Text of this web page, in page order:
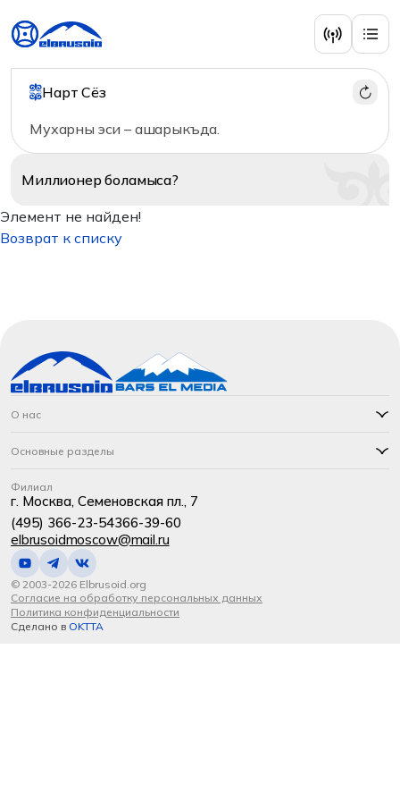
Нарт Сёз
Мухарны эси – ашарыкъда.
Миллионерболамыса?
Элемент не найден!
Возврат к списку
О нас
Основные разделы
Филиал
г. Москва, Семеновская пл., 7
(495) 366-23-54366-39-60
elbrusoidmoscow@mail.ru
© 2003-2026 Elbrusoid.org
Согласие на обработку персональных данных
Политика конфиденциальности
Сделано в OKTTA